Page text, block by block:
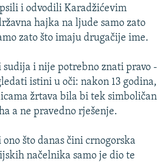
i odvodili Karadžićevim
hajka na ljude samo zato
zato što imaju drugačije ime.
i nije potrebno znati pravo -
istini u oči: nakon 13 godina,
žrtava bila bi tek simboličan
a ne pravedno rješenje.
što danas čini crnogorska
načelnika samo je dio te